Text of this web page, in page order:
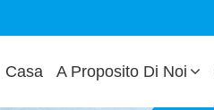
Casa A Proposito Di Noi